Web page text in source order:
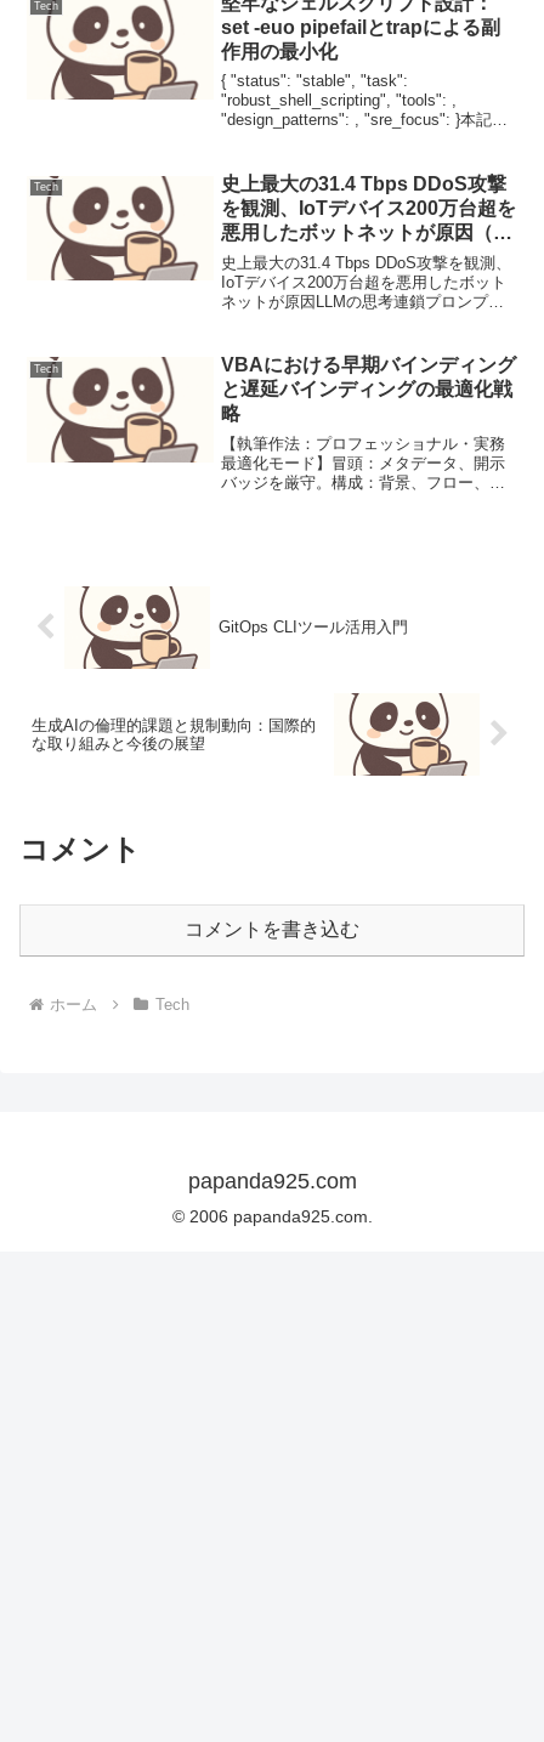
性や再現...
Tech
set -euo pipefailとtrapによる副
作用の最小化
{ "status": "stable", "task":
"robust_shell_scripting", "tools": ,
"design_patterns": , "sre_focus": }本記事
Tech
史上最大の31.4 Tbps DDoS攻撃
を観測、IoTデバイス200万台超を
悪用したボットネットが原因（運
用連絡）
史上最大の31.4 Tbps DDoS攻撃を観測、
IoTデバイス200万台超を悪用したボット
ネットが原因LLMの思考連鎖プロンプテ
の問い合わせ対応を自動化するLL...
Tech
VBAにおける早期バインディング
と遅延バインディングの最適化戦
略
【執筆作法：プロフェッショナル・実務
最適化モード】冒頭：メタデータ、開示
バッジを厳守。構成：背景、フロー、実
GitOps CLIツール活用入門
生成AIの倫理的課題と規制動向：国際的
な取り組みと今後の展望
コメント
コメントを書き込む
ホーム Tech
papanda925.com
© 2006 papanda925.com.